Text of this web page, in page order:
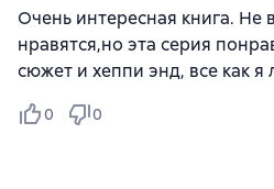
Очень интересная книга. Не
нравятся,но эта серия
сюжет и хеппи энд, все как
0 0